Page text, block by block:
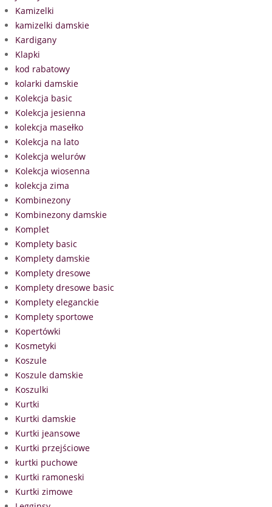
Kamizelki
kamizelki damskie
Kardigany
Klapki
kod rabatowy
kolarki damskie
Kolekcja basic
Kolekcja jesienna
kolekcja masełko
Kolekcja na lato
Kolekcja welurów
Kolekcja wiosenna
kolekcja zima
Kombinezony
Kombinezony damskie
Komplet
Komplety basic
Komplety damskie
Komplety dresowe
Komplety dresowe basic
Komplety eleganckie
Komplety sportowe
Kopertówki
Kosmetyki
Koszule
Koszule damskie
Koszulki
Kurtki
Kurtki damskie
Kurtki jeansowe
Kurtki przejściowe
kurtki puchowe
Kurtki ramoneski
Kurtki zimowe